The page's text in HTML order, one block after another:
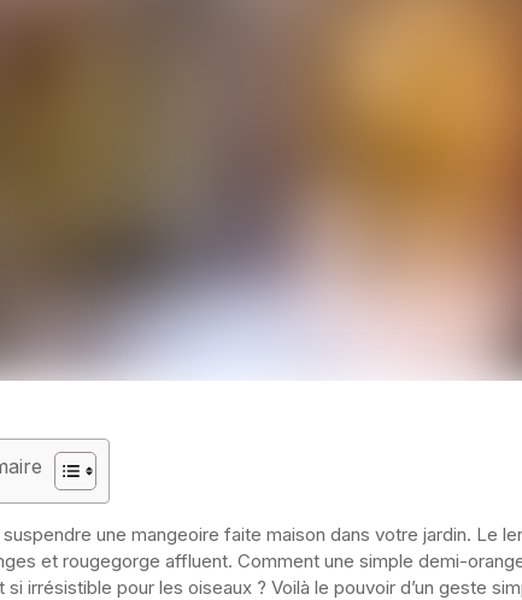
une mangeoire faite maison dans votre jardin. Le
et rougegorge affluent. Comment une simple demi-
irrésistible pour les oiseaux ? Voilà le pouvoir d’un geste